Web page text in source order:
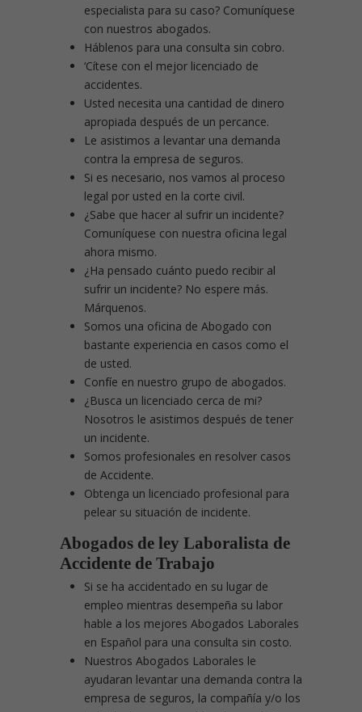
especialista para su caso? Comuníquese
con nuestros abogados.
Háblenos para una consulta sin cobro.
‘Cítese con el mejor licenciado de
accidentes.
Usted necesita una cantidad de dinero
apropiada después de un percance.
Le asistimos a levantar una demanda
contra la empresa de seguros.
Si es necesario, nos vamos al proceso
legal por usted en la corte civil.
¿Sabe que hacer al sufrir un incidente?
Comuníquese con nuestra oficina legal
ahora mismo.
¿Ha pensado cuánto puedo recibir al
sufrir un incidente? No espere más.
Márquenos.
Somos una oficina de Abogado con
bastante experiencia en casos como el
de usted.
Confíe en nuestro grupo de abogados.
¿Busca un licenciado cerca de mi?
Nosotros le asistimos después de tener
un incidente.
Somos profesionales en resolver casos
de Accidente.
Obtenga un licenciado profesional para
pelear su situación de incidente.
Abogados de ley Laboralista de
Accidente de Trabajo
Si se ha accidentado en su lugar de
empleo mientras desempeña su labor
hable a los mejores Abogados Laborales
en Español para una consulta sin costo.
Nuestros Abogados Laborales le
ayudaran levantar una demanda contra la
empresa de seguros, la compañía y/o los